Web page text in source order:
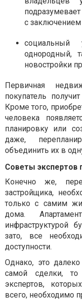
с заключением
однородный,
новостройки
Первичная
покупатель
Кроме того,
человека
планировку или
даже,
объединить их в
Советы экспертов
Конечно же,
застройщика,
только с самим
дома.
инфраструктурой
зато, все
доступности.
Однако, это
самой сделки, то
экспертов,
всего, необходимо